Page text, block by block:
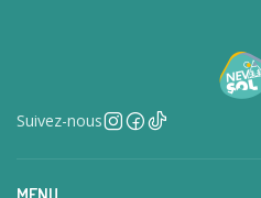
Suivez-nous